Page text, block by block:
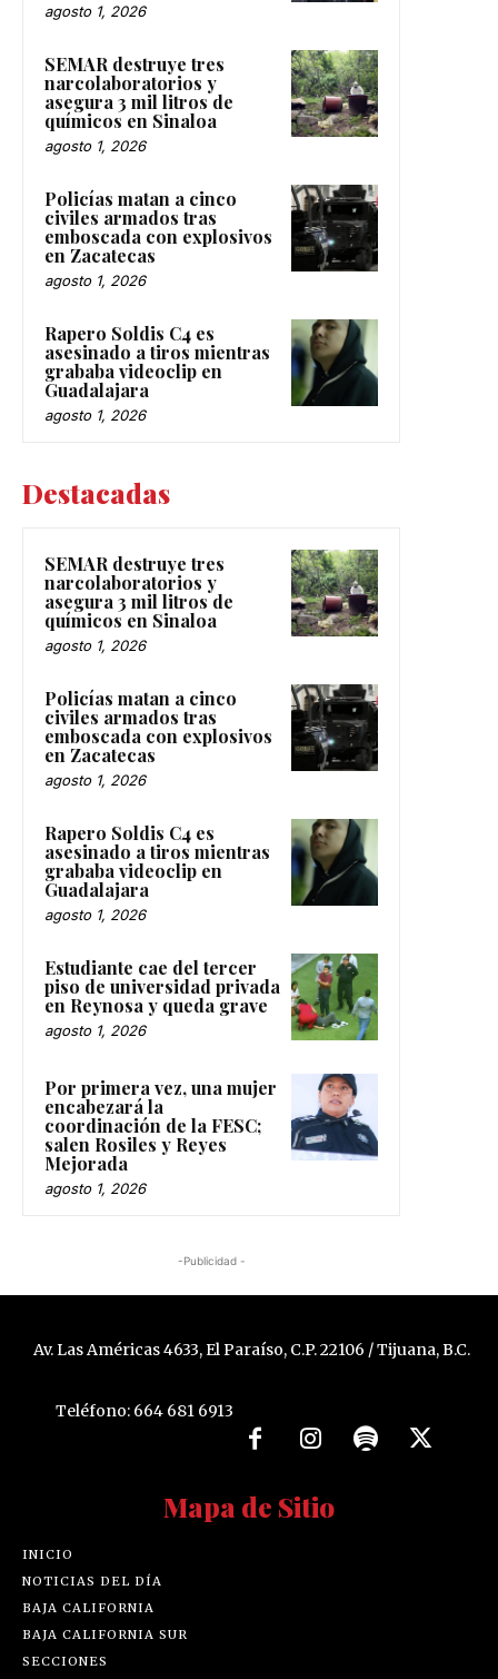
agosto 1, 2026
SEMAR destruye tres
narcolaboratorios y
asegura 3 mil litros de
químicos en Sinaloa
agosto 1, 2026
Policías matan a cinco
civiles armados tras
emboscada con explosivos
en Zacatecas
agosto 1, 2026
Rapero Soldis C4 es
asesinado a tiros mientras
grababa videoclip en
Guadalajara
agosto 1, 2026
Destacadas
SEMAR destruye tres
narcolaboratorios y
asegura 3 mil litros de
químicos en Sinaloa
agosto 1, 2026
Policías matan a cinco
civiles armados tras
emboscada con explosivos
en Zacatecas
agosto 1, 2026
Rapero Soldis C4 es
asesinado a tiros mientras
grababa videoclip en
Guadalajara
agosto 1, 2026
Estudiante cae del tercer
piso de universidad privada
en Reynosa y queda grave
agosto 1, 2026
Por primera vez, una mujer
encabezará la
coordinación de la FESC;
salen Rosiles y Reyes
Mejorada
agosto 1, 2026
-Publicidad -
Av. Las Américas 4633, El Paraíso, C.P. 22106 / Tijuana, B.C.
Teléfono: 664 681 6913
Mapa de Sitio
INICIO
NOTICIAS DEL DÍA
BAJA CALIFORNIA
BAJA CALIFORNIA SUR
SECCIONES